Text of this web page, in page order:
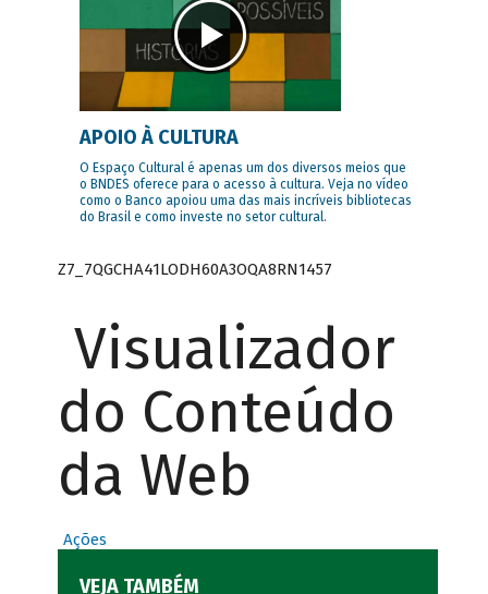
APOIO À CULTURA
O Espaço Cultural é apenas um dos diversos meios que
o BNDES oferece para o acesso à cultura. Veja no vídeo
como o Banco apoiou uma das mais incríveis bibliotecas
do Brasil e como investe no setor cultural.
Z7_7QGCHA41LODH60A3OQA8RN1457
Visualizador
do Conteúdo
da Web
Ações
VEJA TAMBÉM